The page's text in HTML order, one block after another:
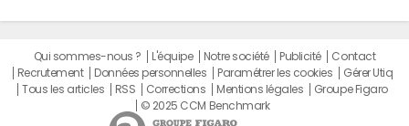
Qui sommes-nous ? L'équipe Notre société Publicité
Contact
Recrutement
Données personnelles Paramétrer les cookies
Gérer Utiq
Tous les articles
RSS Corrections Mentions légales
Groupe Figaro
© 2025 CCM Benchmark